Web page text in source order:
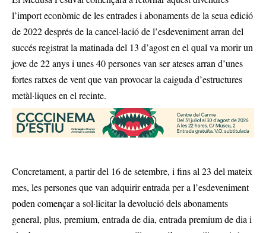
l’import econòmic de les entrades i abonaments de la seua edició
de 2022 després de la cancel·lació de l’esdeveniment arran del
succés registrat la matinada del 13 d’agost en el qual va morir un
jove de 22 anys i unes 40 persones van ser ateses arran d’unes
fortes ratxes de vent que van provocar la caiguda d’estructures
metàl·liques en el recinte.
Concretament, a partir del 16 de setembre, i fins al 23 del mateix
mes, les persones que van adquirir entrada per a l’esdeveniment
poden començar a sol·licitar la devolució dels abonaments
general, plus, premium, entrada de dia, entrada premium de dia i